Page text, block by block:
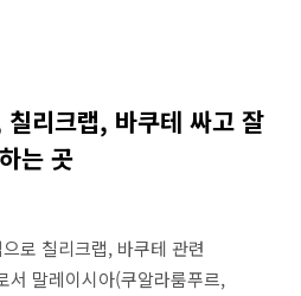
리크랩, 바쿠테 싸고 잘
하는 곳
로 칠리크랩, 바쿠테 관련
서 말레이시아(쿠알라룸푸르,